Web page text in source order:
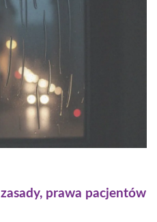
prawa pacjentów